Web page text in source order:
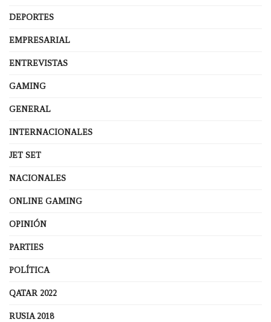
DEPORTES
EMPRESARIAL
ENTREVISTAS
GAMING
GENERAL
INTERNACIONALES
JET SET
NACIONALES
ONLINE GAMING
OPINIÓN
PARTIES
POLÍTICA
QATAR 2022
RUSIA 2018